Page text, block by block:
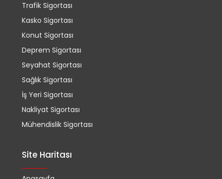
Trafik Sigortası
Kasko Sigortası
Konut Sigortası
Deprem Sigortası
Seyahat Sigortası
Sağlık Sigortası
İş Yeri Sigortası
Nakliyat Sigortası
Mühendislik Sigortası
Site Haritası